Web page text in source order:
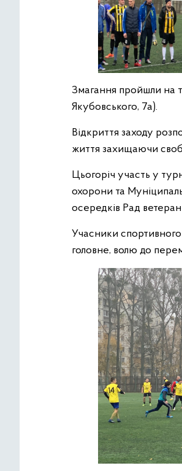
Змагання пройшли на
Якубовського, 7а).
Відкриття заходу
життя захищаючи
Цьогоріч участь у
охорони та
осередків Рад
Учасники
головне, волю до